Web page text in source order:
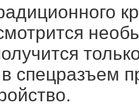
спецразъем